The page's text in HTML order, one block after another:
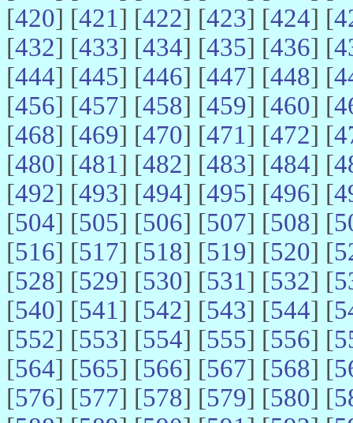
[420] [421] [422] [423] [424] [
[432] [433] [434] [435] [436] [
[444] [445] [446] [447] [448] [
[456] [457] [458] [459] [460] [
[468] [469] [470] [471] [472] [
[480] [481] [482] [483] [484] [
[492] [493] [494] [495] [496] [
[504] [505] [506] [507] [508] [
[516] [517] [518] [519] [520] [
[528] [529] [530] [531] [532] [
[540] [541] [542] [543] [544] [
[552] [553] [554] [555] [556] [
[564] [565] [566] [567] [568] [
[576] [577] [578] [579] [580] [